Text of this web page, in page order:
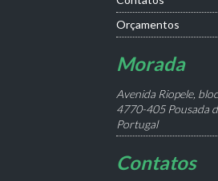
Orçamentos
Morada
Avenida Riopele,
4770-405 Pousada
Portugal
Contatos